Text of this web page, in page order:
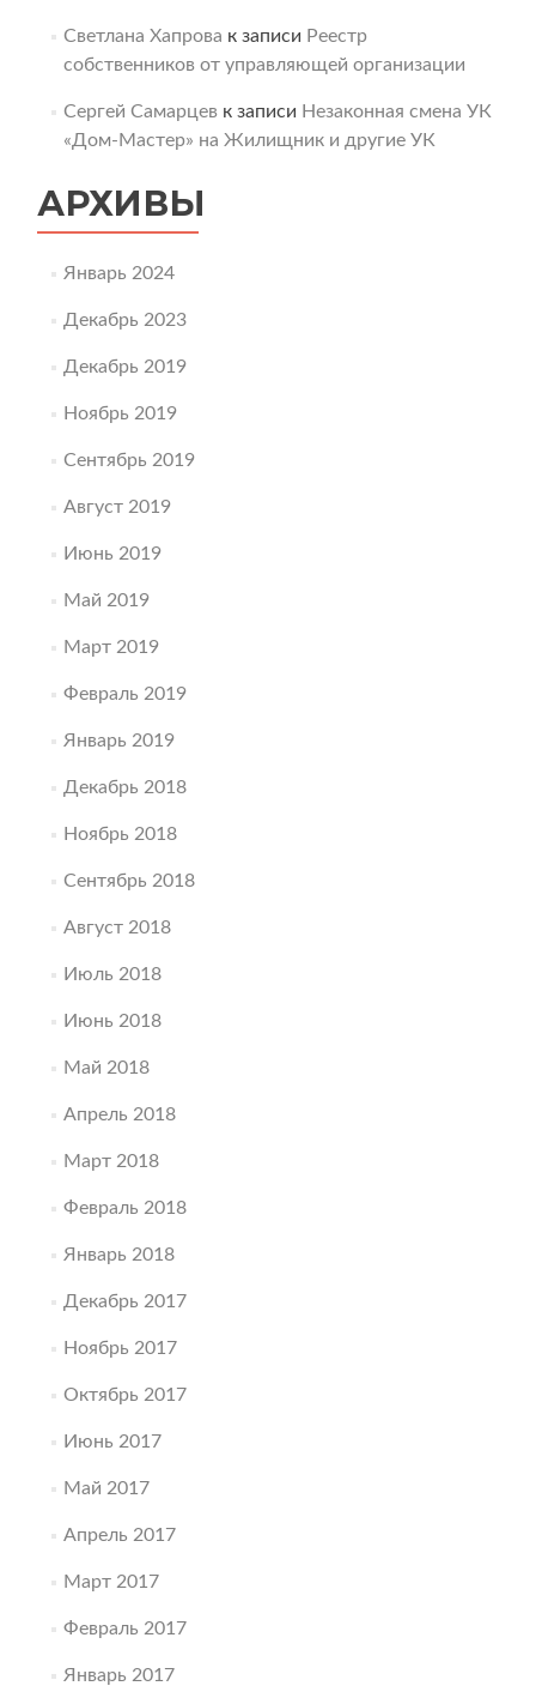
Светлана Хапрова к записи Реестр
собственников от управляющей организации
Сергей Самарцевк записи Незаконная смена УК
«Дом-Мастер» на Жилищник и другие УК
АРХИВЫ
Январь 2024
Декабрь 2023
Декабрь 2019
Ноябрь 2019
Сентябрь 2019
Август 2019
Июнь 2019
Май 2019
Март 2019
Февраль 2019
Январь 2019
Декабрь 2018
Ноябрь 2018
Сентябрь 2018
Август 2018
Июль 2018
Июнь 2018
Май 2018
Апрель 2018
Март 2018
Февраль 2018
Январь 2018
Декабрь 2017
Ноябрь 2017
Октябрь 2017
Июнь 2017
Май 2017
Апрель 2017
Март 2017
Февраль 2017
Январь 2017